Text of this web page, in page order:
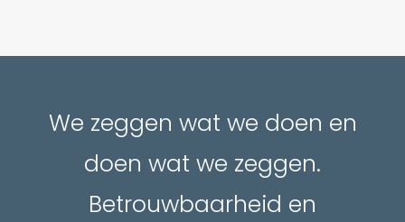
We zeggen wat we doen en
doen wat we zeggen.
Betrouwbaarheid en